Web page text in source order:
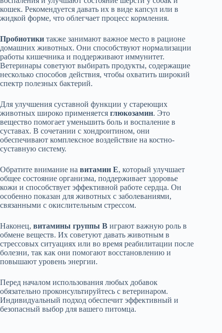
кошек. Рекомендуется давать их в виде капсул или в
жидкой форме, что облегчает процесс кормления.
Пробиотики также занимают важное место в рационе
домашних животных. Они способствуют нормализации
работы кишечника и поддерживают иммунитет.
Ветеринары советуют выбирать продукты, содержащие
несколько способов действия, чтобы охватить широкий
спектр полезных бактерий.
Для улучшения суставной функции у стареющих
животных широко применяется глюкозамин. Это
вещество помогает уменьшить боль и воспаление в
суставах. В сочетании с хондроитином, они
обеспечивают комплексное воздействие на костно-
суставную систему.
Обратите внимание на витамин Е, который улучшает
общее состояние организма, поддерживает здоровье
кожи и способствует эффективной работе сердца. Он
особенно показан для животных с заболеваниями,
связанными с окислительным стрессом.
Наконец, витамины группы В играют важную роль в
обмене веществ. Их советуют давать животным в
стрессовых ситуациях или во время реабилитации после
болезни, так как они помогают восстановлению и
повышают уровень энергии.
Перед началом использования любых добавок
обязательно проконсультируйтесь с ветеринаром.
Индивидуальный подход обеспечит эффективный и
безопасный выбор для вашего питомца.